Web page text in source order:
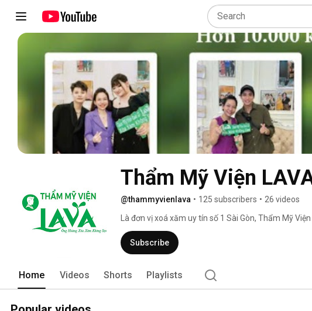
Thẩm Mỹ Viện
@thammyvienlava • 125 subscribers • 26 videos
Là đơn vị xoá xăm uy tín số 1 Sài Gòn, Thẩm Mỹ
xoá xăm hiện đại nhất thế giới. Thẩm Mỹ Viện LAVA
nhất Pico Pro Max với nhiều ưu điểm vượt trội
Subscribe
Home Videos Shorts Playlists